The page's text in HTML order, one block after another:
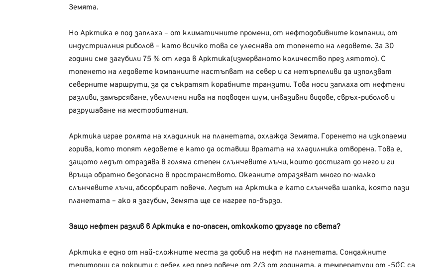
Земята.
Но Арктика е под заплаха – от климатичните промени, от нефтодобивните компании, от
индустриалния риболов – като всичко това се улеснява от топенето на ледовете. За 30
години сме загубили 75 % от леда в Арктика(измерваното количество през лятото). С
топенето на ледовете компаниите настъпват на север и са нетърпеливи да използват
северните маршрути, за да съкратят корабните транзити. Това носи заплаха от нефтени
разливи, замърсяване, увеличени нива на подводен шум, инвазивни видове, свръх-риболов и
разрушаване на местообитания.
Арктика играе ролята на хладилник на планетата, охлажда Земята. Горенето на изкопаеми
горива, кото топят ледовете е като да оставиш вратата на хладилника отворена. Това е,
защото ледът отразява в голяма степен слънчевите лъчи, които достигат до него и ги
връща обратно безопасно в пространството. Океаните отразяват много по-малко
слънчевите лъчи, абсорбират повече. Ледът на Арктика е като слънчева шапка, която пази
планетата – ако я загубим, Земята ще се нагрее по-бързо.
Защо нефтен разлив в Арктика е по-опасен, отколкото другаде по света?
Арктика е едно от най-сложните места за добив на нефт на планетата. Сондажните